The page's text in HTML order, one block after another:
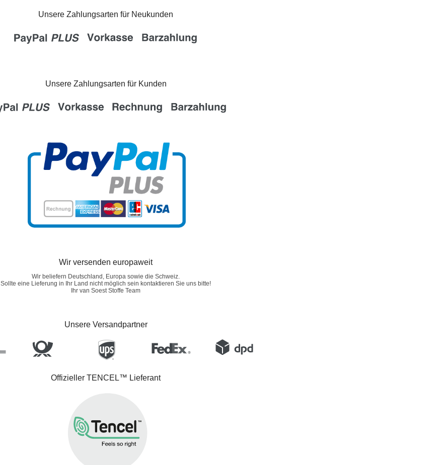
Unsere Zahlungsarten für Neukunden
Unsere Zahlungsarten für Kunden
Wir versenden europaweit
Wir beliefern Deutschland, Europa sowie die Schweiz.
Sollte eine Lieferung in Ihr Land nicht möglich sein kontaktieren Sie uns bitte!
Ihr van Soest Stoffe Team
Unsere Versandpartner
Offizieller TENCEL™ Lieferant